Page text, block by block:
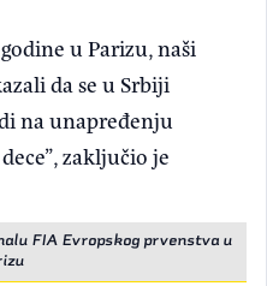
u Parizu, naši
da se u Srbiji
na unapređenju
zaključio je
FIA Evropskog prvenstva u